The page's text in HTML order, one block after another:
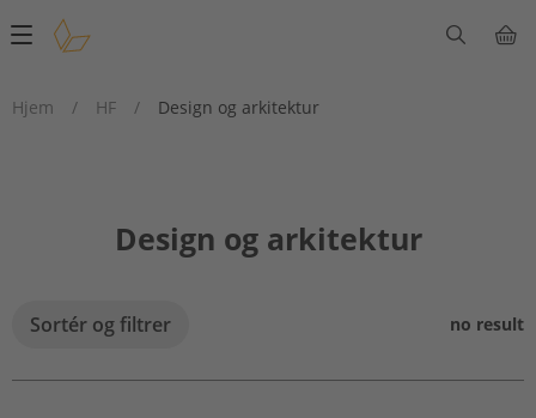
Main
Hjem
/ HF / Design og arkitektur
Design og arkitektur
Sortér og filtrer no result